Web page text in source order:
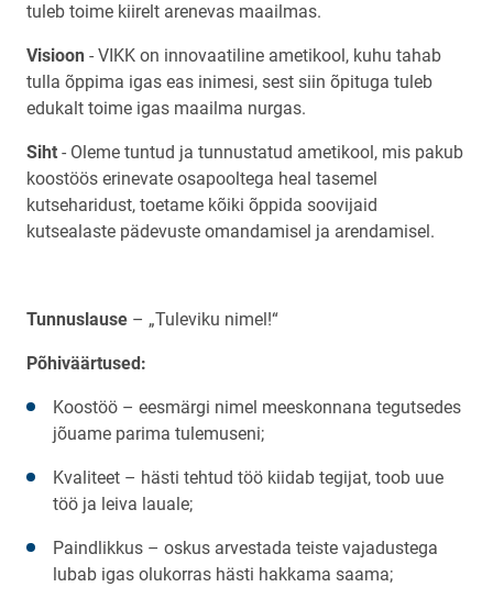
tuleb toime kiirelt arenevas maailmas.
Visioon - VIKK on innovaatiline ametikool, kuhu tahab
tulla õppima igas eas inimesi, sest siin õpituga tuleb
edukalt toime igas maailma nurgas.
Siht - Oleme tuntud ja tunnustatud ametikool, mis pakub
koostöös erinevate osapooltega heal tasemel
kutseharidust, toetame kõiki õppida soovijaid
kutsealaste pädevuste omandamisel ja arendamisel.
Tunnuslause – „Tuleviku nimel!“
Põhiväärtused:
Koostöö – eesmärgi nimel meeskonnana tegutsedes
jõuame parima tulemuseni;
Kvaliteet – hästi tehtud töö kiidab tegijat, toob uue
töö ja leiva lauale;
Paindlikkus – oskus arvestada teiste vajadustega
lubab igas olukorras hästi hakkama saama;